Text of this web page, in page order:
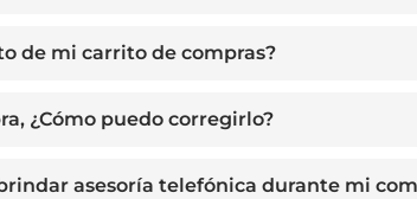
de mi carrito de compras?
¿Cómo puedo corregirlo?
asesoría telefónica durante mi